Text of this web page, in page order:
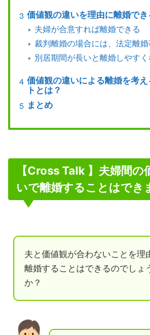
価値観の違いを理由に離婚でき
夫婦が合意すれば離婚できる
裁判離婚の場合には、法定離
別居期間が長いと離婚しやすく
価値観の違いによる離婚を考
トとは？
まとめ
【Cross Talk 】夫婦間の
いで離婚することはでき
夫と価値観が合わないことを理
離婚することはできるのでしょ
か？